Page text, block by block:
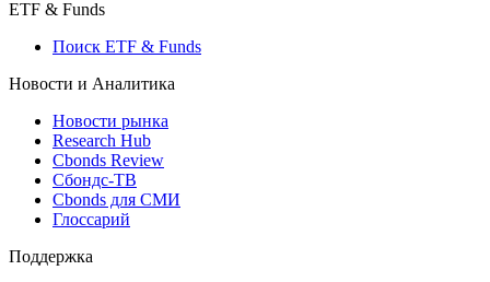
ETF & Funds
Поиск ETF & Funds
Новости и Аналитика
Новости рынка
Research Hub
Cbonds Review
Сбондс-ТВ
Cbonds для СМИ
Глоссарий
Поддержка